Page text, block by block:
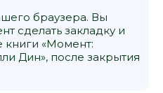
браузера. Вы
сделать закладку и
книги «Момент:
Дин», после закрытия